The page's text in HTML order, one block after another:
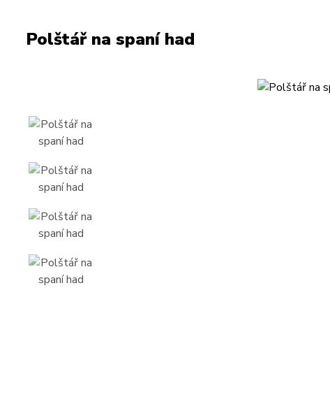
Polštář na spaní had